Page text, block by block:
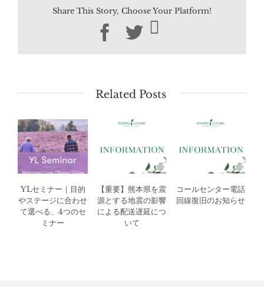
Share This Story, Choose Your Platform!
Facebook
Twitter
Related Posts
YLセミナー｜目的
やステージに合わせ
て選べる、4つのセ
ミナー
【重要】熊本県を震
源とする地震の影響
による配送遅延につ
いて
コールセンター電話
回線復旧のお知らせ